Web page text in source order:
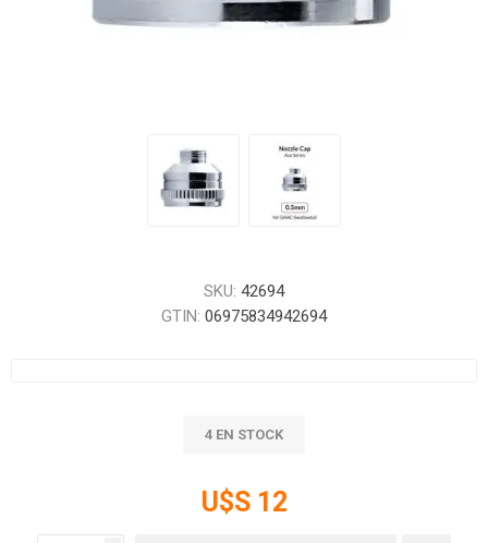
SKU: 42694
GTIN: 06975834942694
4 EN STOCK
U$S 12